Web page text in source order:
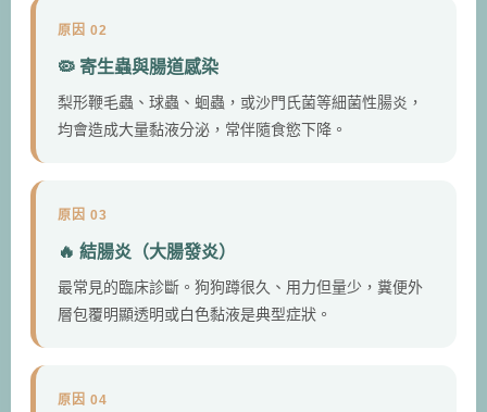
原因 02
🦠 寄生蟲與腸道感染
梨形鞭毛蟲、球蟲、蛔蟲，或沙門氏菌等細菌性腸炎，
均會造成大量黏液分泌，常伴隨食慾下降。
原因 03
🔥 結腸炎（大腸發炎）
最常見的臨床診斷。狗狗蹲很久、用力但量少，糞便外
層包覆明顯透明或白色黏液是典型症狀。
原因 04